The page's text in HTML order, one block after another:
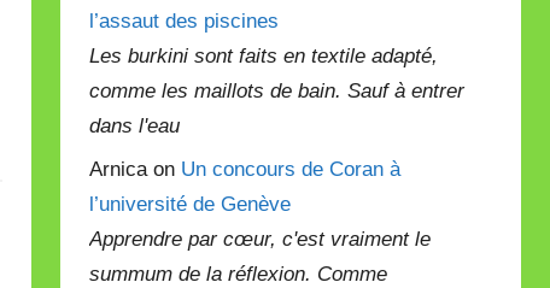
l’assaut des piscines
Les burkini sont faits en textile adapté,
comme les maillots de bain. Sauf à entrer
dans l'eau
Arnica on Un concours de Coran à
l’université de Genève
Apprendre par cœur, c'est vraiment le
summum de la réflexion. Comme